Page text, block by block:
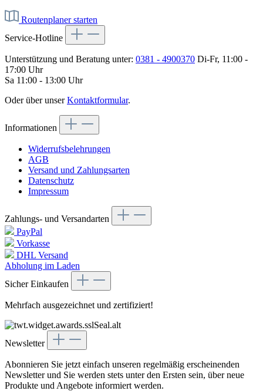
Routenplaner starten
Service-Hotline
Unterstützung und Beratung unter: 0381 - 4900370 Di-Fr, 11:00 -
17:00 Uhr
Sa 11:00 - 13:00 Uhr
Oder über unserKontaktformular.
Informationen
Widerrufsbelehrungen
AGB
Versand und Zahlungsarten
Datenschutz
Impressum
Zahlungs- und Versandarten
PayPal
Vorkasse
DHL Versand
Abholung im Laden
Sicher Einkaufen
Mehrfach ausgezeichnet und zertifiziert!
Newsletter
Abonnieren Sie jetzt einfach unseren regelmäßig erscheinenden
Newsletter und Sie werden stets unter den Ersten sein, über neue
Produkte und Angebote informiert werden.